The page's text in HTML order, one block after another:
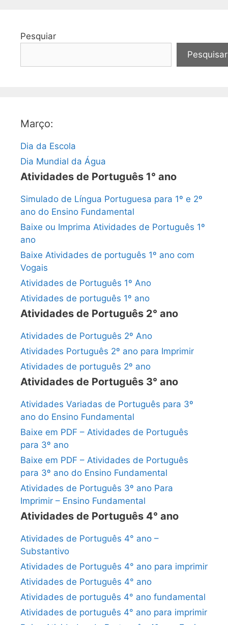
Pesquiar
Pesquisar
Março:
Dia da Escola
Dia Mundial da Água
Atividades de Português 1° ano
Simulado de Língua Portuguesa para 1º e 2º
ano do Ensino Fundamental
Baixe ou Imprima Atividades de Português 1º
ano
Baixe Atividades de português 1º ano com
Vogais
Atividades de Português 1º Ano
Atividades de português 1º ano
Atividades de Português 2° ano
Atividades de Português 2º Ano
Atividades Português 2º ano para Imprimir
Atividades de português 2º ano
Atividades de Português 3° ano
Atividades Variadas de Português para 3º
ano do Ensino Fundamental
Baixe em PDF – Atividades de Português
para 3º ano
Baixe em PDF – Atividades de Português
para 3º ano do Ensino Fundamental
Atividades de Português 3º ano Para
Imprimir – Ensino Fundamental
Atividades de Português 4° ano
Atividades de Português 4° ano –
Substantivo
Atividades de Português 4° ano para imprimir
Atividades de Português 4° ano
Atividades de português 4° ano fundamental
Atividades de português 4° ano para imprimir